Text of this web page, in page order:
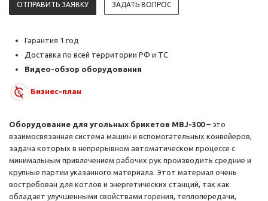
ОТПРАВИТЬ ЗАЯВКУ ЗАДАТЬ ВОПРОС
Гарантия 1 год
Доставка по всей территории РФ и ТС
Видео-обзор оборудования
Бизнес-план
Оборудование для угольных брикетов MBJ-300– это
взаимосвязанная система машин и вспомогательных конвейеров,
задача которых в непрерывном автоматическом процессе с
минимальным привлечением рабочих рук производить средние и
крупные партии указанного материала. Этот материал очень
востребован для котлов и энергетических станций, так как
обладает улучшенными свойствами горения, теплопередачи,